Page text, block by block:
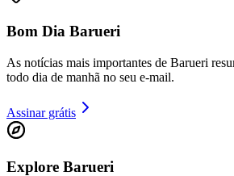
Bom Dia Barueri
As notícias mais importantes de Barueri
todo dia de manhã no seu e-mail.
Assinar grátis
Explore Barueri